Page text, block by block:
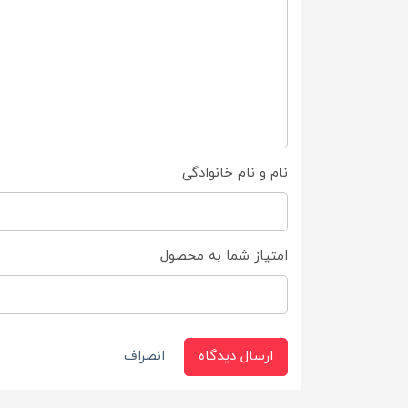
نام و نام خانوادگی
امتیاز شما به محصول
ارسال دیدگاه انصراف